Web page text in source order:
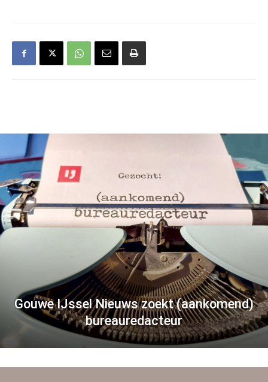
Gouwe IJssel Nieuws zoekt (aankomend)
bureauredacteur